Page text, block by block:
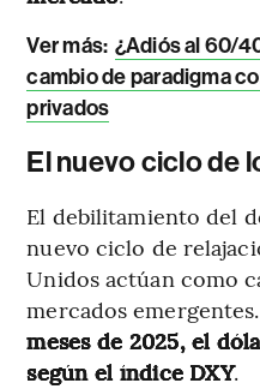
Ver más: ¿Adiós al 60/
cambio de paradigma
privados
El nuevo ciclo de
El debilitamiento del
nuevo ciclo de
Unidos actúan como
mercados emergentes.
meses de 2025, el
según el índice DXY.